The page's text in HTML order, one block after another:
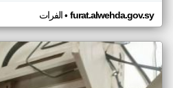
الفرات• furat.alwehda.gov.sy